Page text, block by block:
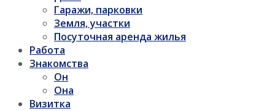
Гаражи, парковки
Земля, участки
Посуточная аренда жилья
Работа
Знакомства
Он
Она
Визитка